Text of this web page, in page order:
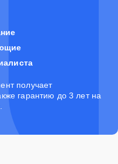
получает
гарантию до 3 лет на